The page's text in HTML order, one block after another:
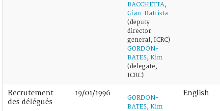
BACCHETTA,
Gian-Battista
(deputy
director
general, ICRC)
GORDON-
BATES, Kim
(delegate,
ICRC)
Recrutement
des délégués
19/01/1996
GORDON-
BATES, Kim
English